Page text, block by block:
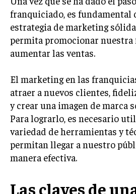
FINANZAS
FINANZAS Y CONTABILIDAD
GESTIÓN DE RECURSOS
CONTABILIDAD
ECONOMÍA EMPRESARIAL
INTERNACIONAL
NEGOCIOS
COMERCIO INTERNACIONAL
franquiciado, es fundamental
estrategia de marketing
permita promocionar nuestra
aumentar las ventas.
El marketing en las
atraer a nuevos clientes,
y crear una imagen de marca
Para lograrlo, es necesario
variedad de herramientas y
permitan llegar a nuestro
manera efectiva.
Las claves de